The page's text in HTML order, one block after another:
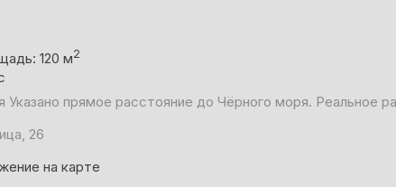
120 м2
Указано прямое расстояние до Чёрного моря. Реальное
26
на карте